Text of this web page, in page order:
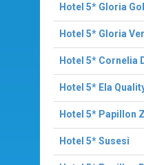
Hotel 5* Gloria
Hotel 5* Gloria
Hotel 5* Cornelia
Hotel 5* Ela
Hotel 5* Papillon
Hotel 5* Susesi